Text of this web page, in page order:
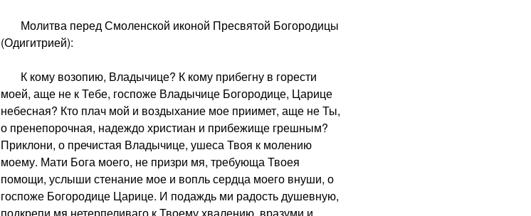
Молитва перед Смоленской иконой Пресвятой Богородицы
(Одигитрией):
К кому возопию, Владычице? К кому прибегну в горести
моей, аще не к Тебе, госпоже Владычице Богородице, Царице
небесная? Кто плач мой и воздыхание мое приимет, аще не Ты,
о пренепорочная, надеждо христиан и прибежище грешным?
Приклони, о пречистая Владычице, ушеса Твоя к молению
моему. Мати Бога моего, не призри мя, требующа Твоея
помощи, услыши стенание мое и вопль сердца моего внуши, о
госпоже Богородице Царице. И подаждь ми радость душевную,
подкрепи мя нетерпеливаго к Твоему хвалению, вразуми и